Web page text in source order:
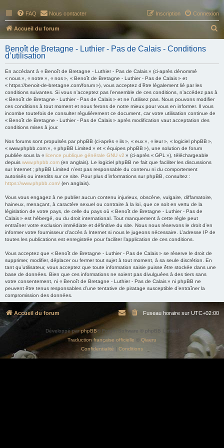
FAQ Nous contacter Connexion
Inscription
Accueil du forum
e
h
Benoît de Bretagne - Luthier - Pas de Calais - Conditions
d’utilisation
En accédant à « Benoît de Bretagne - Luthier - Pas de Calais » (ci-après dénommé
« nous », « notre », « nos », « Benoît de Bretagne - Luthier - Pas de Calais » et
« https://benoit-de-bretagne.com/forum »), vous acceptez d’être légalement lié par les
conditions suivantes. Si vous n’acceptez pas l’ensemble de ces conditions, n’accédez pas à
« Benoît de Bretagne - Luthier - Pas de Calais » et ne l’utilisez pas. Nous pouvons modifier
ces conditions à tout moment et nous ferons de notre mieux pour vous en informer. Il vous
incombe toutefois de consulter régulièrement ce document, car votre utilisation continue de
« Benoît de Bretagne - Luthier - Pas de Calais » après modification vaut acceptation des
conditions mises à jour.
Nos forums sont propulsés par phpBB (ci-après « ils », « eux », « leur », « logiciel phpBB »,
« www.phpbb.com », « phpBB Limited » et « équipes phpBB »), une solution de forum
publiée sous la « licence publique générale GNU v2 » (ci-après « GPL »), téléchargeable
depuis www.phpbb.com (en anglais). Le logiciel phpBB ne fait que faciliter les discussions
sur Internet ; phpBB Limited n’est pas responsable du contenu ni du comportement
autorisés ou interdits sur ce site. Pour plus d’informations sur phpBB, consultez :
https://www.phpbb.com/ (en anglais).
Vous vous engagez à ne publier aucun contenu injurieux, obscène, vulgaire, diffamatoire,
haineux, menaçant, à caractère sexuel ou contraire à la loi, que ce soit en vertu de la
législation de votre pays, de celle du pays où « Benoît de Bretagne - Luthier - Pas de
Calais » est hébergé, ou du droit international. Tout manquement à cette règle peut
entraîner votre exclusion immédiate et définitive du site. Nous nous réservons le droit d’en
informer votre fournisseur d’accès à Internet si nous le jugeons nécessaire. L’adresse IP de
toutes les publications est enregistrée pour faciliter l’application de ces conditions.
Vous acceptez que « Benoît de Bretagne - Luthier - Pas de Calais » se réserve le droit de
supprimer, modifier, déplacer ou fermer tout sujet à tout moment, à sa seule discrétion. En
tant qu’utilisateur, vous acceptez que toute information saisie puisse être stockée dans une
base de données. Bien que ces informations ne soient pas divulguées à des tiers sans
votre consentement, ni « Benoît de Bretagne - Luthier - Pas de Calais » ni phpBB ne
peuvent être tenus responsables d’une tentative de piratage susceptible d’entraîner la
compromission des données.
Accueil du forum Fuseau horaire sur UTC+02:00
Développé par phpBB® Forum Software © phpBB Limited
Traduction française officielle © Qiaeru
Confidentialité | Conditions